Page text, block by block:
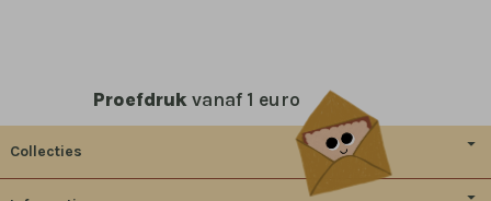
Proefdruk vanaf 1 euro
Collecties